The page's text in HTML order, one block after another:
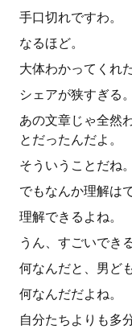
手口切れですわ。
なるほど。
大体わかってくれた
シェアが狭すぎる。
あの文章じゃ全然
とだったんだよ。
そういうことだね。
でもなんか理解は
理解できるよね。
うん、すごいできる
何なんだと、男ども
何なんだだよね。
自分たちよりも多